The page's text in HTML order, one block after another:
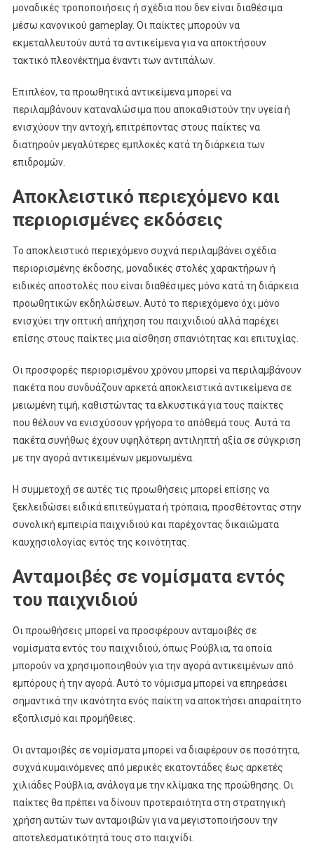
μοναδικές τροποποιήσεις ή σχέδια που δεν είναι διαθέσιμα
μέσω κανονικού gameplay. Οι παίκτες μπορούν να
εκμεταλλευτούν αυτά τα αντικείμενα για να αποκτήσουν
τακτικό πλεονέκτημα έναντι των αντιπάλων.
Επιπλέον, τα προωθητικά αντικείμενα μπορεί να
περιλαμβάνουν καταναλώσιμα που αποκαθιστούν την υγεία ή
ενισχύουν την αντοχή, επιτρέποντας στους παίκτες να
διατηρούν μεγαλύτερες εμπλοκές κατά τη διάρκεια των
επιδρομών.
Αποκλειστικό περιεχόμενο και
περιορισμένες εκδόσεις
Το αποκλειστικό περιεχόμενο συχνά περιλαμβάνει σχέδια
περιορισμένης έκδοσης, μοναδικές στολές χαρακτήρων ή
ειδικές αποστολές που είναι διαθέσιμες μόνο κατά τη διάρκεια
προωθητικών εκδηλώσεων. Αυτό το περιεχόμενο όχι μόνο
ενισχύει την οπτική απήχηση του παιχνιδιού αλλά παρέχει
επίσης στους παίκτες μια αίσθηση σπανιότητας και επιτυχίας.
Οι προσφορές περιορισμένου χρόνου μπορεί να περιλαμβάνουν
πακέτα που συνδυάζουν αρκετά αποκλειστικά αντικείμενα σε
μειωμένη τιμή, καθιστώντας τα ελκυστικά για τους παίκτες
που θέλουν να ενισχύσουν γρήγορα το απόθεμά τους. Αυτά τα
πακέτα συνήθως έχουν υψηλότερη αντιληπτή αξία σε σύγκριση
με την αγορά αντικειμένων μεμονωμένα.
Η συμμετοχή σε αυτές τις προωθήσεις μπορεί επίσης να
ξεκλειδώσει ειδικά επιτεύγματα ή τρόπαια, προσθέτοντας στην
συνολική εμπειρία παιχνιδιού και παρέχοντας δικαιώματα
καυχησιολογίας εντός της κοινότητας.
Ανταμοιβές σε νομίσματα εντός
του παιχνιδιού
Οι προωθήσεις μπορεί να προσφέρουν ανταμοιβές σε
νομίσματα εντός του παιχνιδιού, όπως Ρούβλια, τα οποία
μπορούν να χρησιμοποιηθούν για την αγορά αντικειμένων από
εμπόρους ή την αγορά. Αυτό το νόμισμα μπορεί να επηρεάσει
σημαντικά την ικανότητα ενός παίκτη να αποκτήσει απαραίτητο
εξοπλισμό και προμήθειες.
Οι ανταμοιβές σε νομίσματα μπορεί να διαφέρουν σε ποσότητα,
συχνά κυμαινόμενες από μερικές εκατοντάδες έως αρκετές
χιλιάδες Ρούβλια, ανάλογα με την κλίμακα της προώθησης. Οι
παίκτες θα πρέπει να δίνουν προτεραιότητα στη στρατηγική
χρήση αυτών των ανταμοιβών για να μεγιστοποιήσουν την
αποτελεσματικότητά τους στο παιχνίδι.